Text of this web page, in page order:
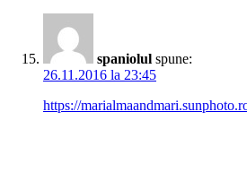
spaniolul spune:
26.11.2016 la 23:45
https://